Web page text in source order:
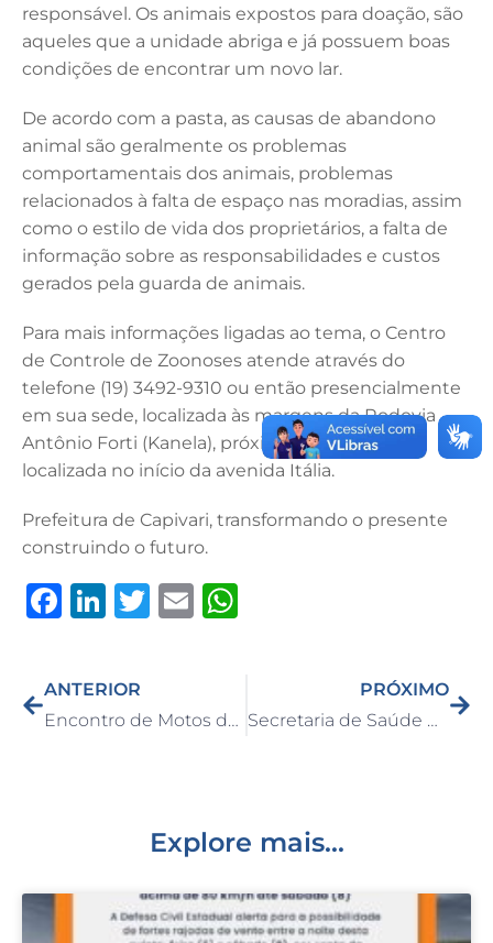
responsável. Os animais expostos para doação, são
aqueles que a unidade abriga e já possuem boas
condições de encontrar um novo lar.
De acordo com a pasta, as causas de abandono
animal são geralmente os problemas
comportamentais dos animais, problemas
relacionados à falta de espaço nas moradias, assim
como o estilo de vida dos proprietários, a falta de
informação sobre as responsabilidades e custos
gerados pela guarda de animais.
Para mais informações ligadas ao tema, o Centro
de Controle de Zoonoses atende através do
telefone (19) 3492-9310 ou então presencialmente
em sua sede, localizada às margens da Rodovia
Antônio Forti (Kanela), próximo a rotatória
localizada no início da avenida Itália.
Prefeitura de Capivari, transformando o presente
construindo o futuro.
F
e
b
Li
e
dI
T
te
r
E
l
s
A
ANTERIOR
Encontro de Motos de Capivari acontece neste fim de semana na Praça Central
PRÓXIMO
Secretaria de Saúde divulga recomendações sobre a vacina da Febre Amarela
Explore mais...